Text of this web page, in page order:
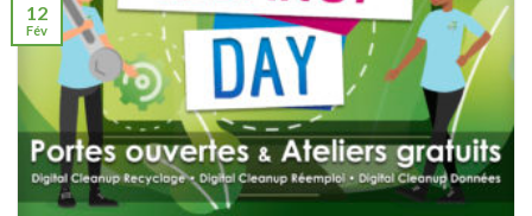
12
Fév